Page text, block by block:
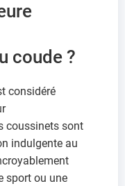
coude ?
considéré
coussinets sont
indulgente au
sport ou une